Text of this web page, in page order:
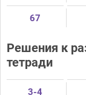
67
Решения к
тетради
3-4